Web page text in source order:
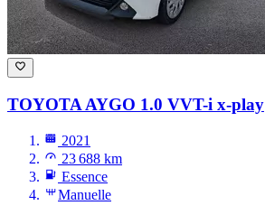
TOYOTA AYGO 1.0 VVT-i x-play
2021
23 688 km
Essence
Manuelle